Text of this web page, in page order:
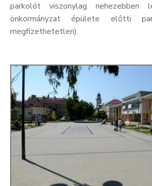
parkolót viszonylag
önkormányzat épülete előtti
megfizethetetlen).